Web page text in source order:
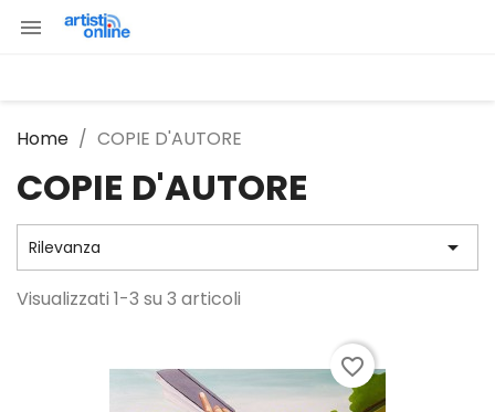

Home COPIE D'AUTORE
COPIE D'AUTORE
Rilevanza 
Visualizzati 1-3 su 3 articoli
favorite_border